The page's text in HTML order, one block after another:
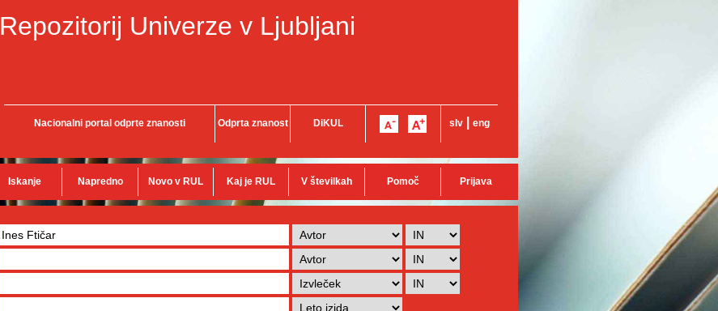
Repozitorij Univerze v Ljubljani
Nacionalni portal odprte znanosti Odprta znanost DiKUL slv eng
Iskanje Napredno Novo v RUL Kaj je RUL V številkah Pomoč Prijava